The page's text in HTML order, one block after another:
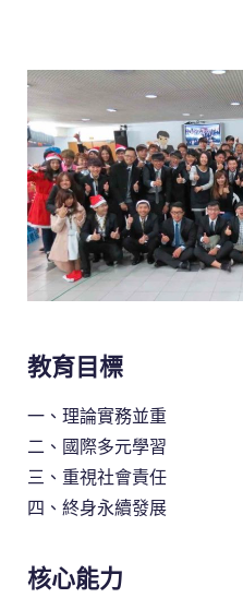
教育目標
一、理論實務並重
二、國際多元學習
三、重視社會責任
四、終身永續發展
核心能力